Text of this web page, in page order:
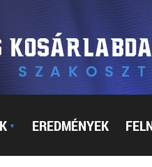
▼ EREDMÉNYEK